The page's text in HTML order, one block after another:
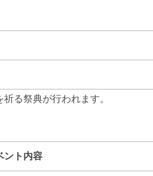
る祭典が行われます。
ント内容